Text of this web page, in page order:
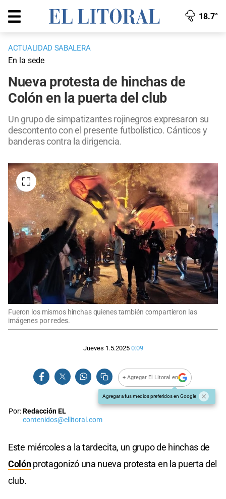
18.7°
ACTUALIDAD SABALERA
En la sede
Nueva protesta de hinchas de
Colón en la puerta del club
Un grupo de simpatizantes rojinegros expresaron su
descontento con el presente futbolístico. Cánticos y
banderas contra la dirigencia.
Fueron los mismos hinchas quienes también compartieron las
imágenes por redes.
Jueves 1.5.2025 0:09
+ Agregar El Litoral en
Agregar a tus medios preferidos en Google
Por:Redacción EL
contenidos@ellitoral.com
Este miércoles a la tardecita, un grupo de hinchas de
Colónprotagonizó una nueva protesta en la puerta del
club.